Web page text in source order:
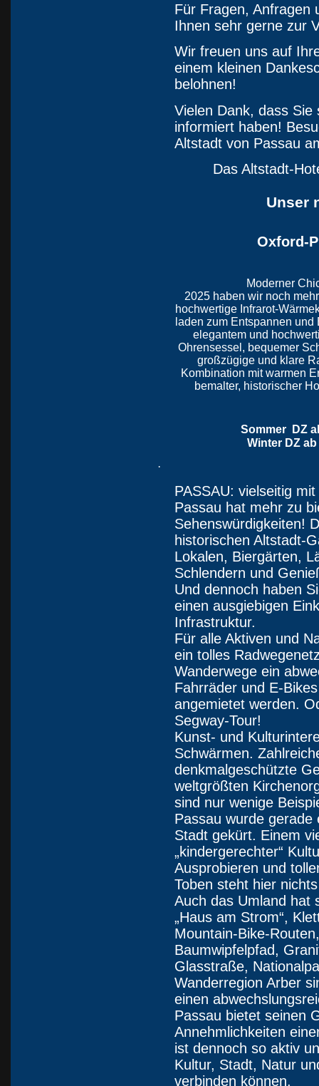
Für Fragen, Anfragen
Ihnen sehr gerne zur
Wir freuen uns auf
einem kleinen
belohnen!
Vielen Dank, dass
informiert haben!
Altstadt von Passau
Das Altstadt-
Unser
Oxford-
Moderner
2025 haben wir noch
hochwertige Infrarot-
laden zum Entspannen
elegantem und
Ohrensessel, bequemer
großzügige und klare
Kombination mit warmen
bemalter, historischer
Sommer DZ
Winter DZ
·
PASSAU: vielseitig mit
Passau hat mehr zu
Sehenswürdigkeiten!
historischen Altstadt-
Lokalen, Biergärten,
Schlendern und
Und dennoch haben
einen ausgiebigen
Infrastruktur.
Für alle Aktiven und
ein tolles
Wanderwege ein
Fahrräder und E-
angemietet werden.
Segway-Tour!
Kunst- und
Schwärmen.
denkmalgeschützte
weltgrößten
sind nur wenige
Passau wurde
Stadt gekürt. Einem
„kindergerechter“
Ausprobieren und
Toben steht hier
Auch das Umland hat
„Haus am Strom“,
Mountain-Bike-
Baumwipfelpfad,
Glasstraße,
Wanderregion Arber
einen
Passau bietet seinen
Annehmlichkeiten
ist dennoch so aktiv
Kultur, Stadt, Natur
verbinden können.